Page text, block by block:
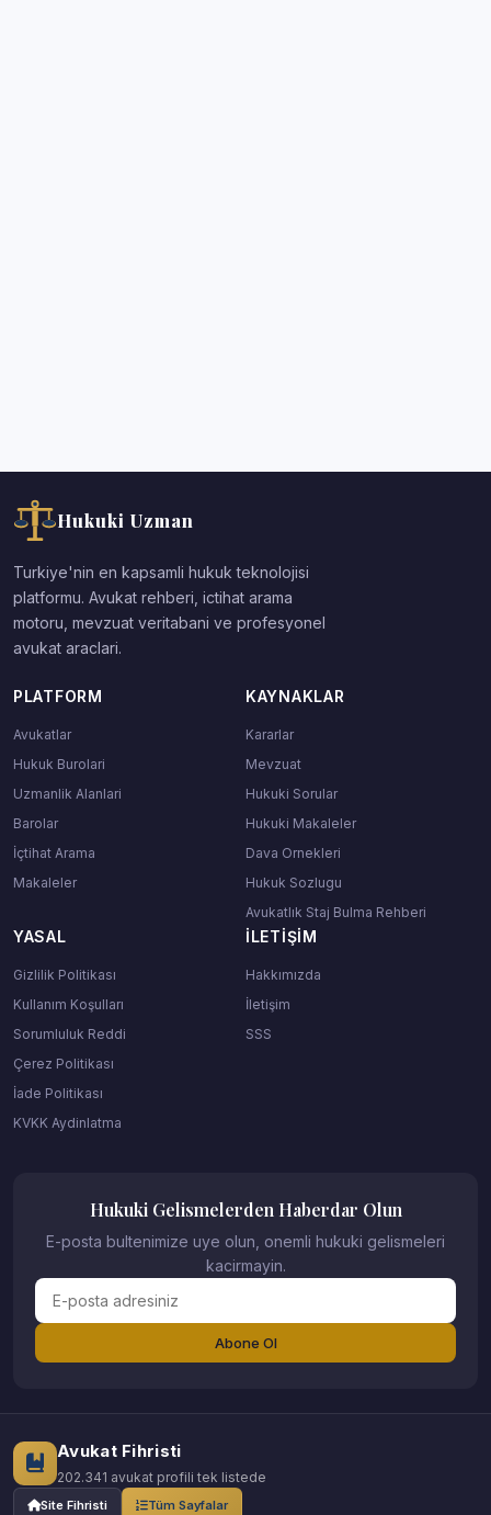
Hukuki Uzman
Turkiye'nin en kapsamli hukuk teknolojisi
platformu. Avukat rehberi, ictihat arama
motoru, mevzuat veritabani ve profesyonel
avukat araclari.
PLATFORM
Avukatlar
Hukuk Burolari
Uzmanlik Alanlari
Barolar
İçtihat Arama
Makaleler
KAYNAKLAR
Kararlar
Mevzuat
Hukuki Sorular
Hukuki Makaleler
Dava Ornekleri
Hukuk Sozlugu
Avukatlık Staj Bulma Rehberi
YASAL
Gizlilik Politikası
Kullanım Koşulları
Sorumluluk Reddi
Çerez Politikası
İade Politikası
KVKK Aydinlatma
İLETIŞIM
Hakkımızda
İletişim
SSS
Hukuki Gelismelerden Haberdar Olun
E-posta bultenimize uye olun, onemli hukuki gelismeleri
kacirmayin.
Abone Ol
Avukat Fihristi
202.341 avukat profili tek listede
Site Fihristi Tüm Sayfalar